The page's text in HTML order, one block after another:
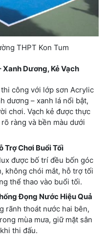
THPT Kon Tum
Dương, Kẻ Vạch
công với lớp sơn Acrylic
dương – xanh lá nổi bật,
chơi. Vạch kẻ được thực
ràng và bền màu dưới
Trợ Chơi Buổi Tối
được bố trí đều bốn góc
không chói mắt, hỗ trợ tối
thể thao vào buổi tối.
Đọng Nước Hiệu Quả
rãnh thoát nước hai bên,
mùa mưa, giữ mặt sân
thi đấu.